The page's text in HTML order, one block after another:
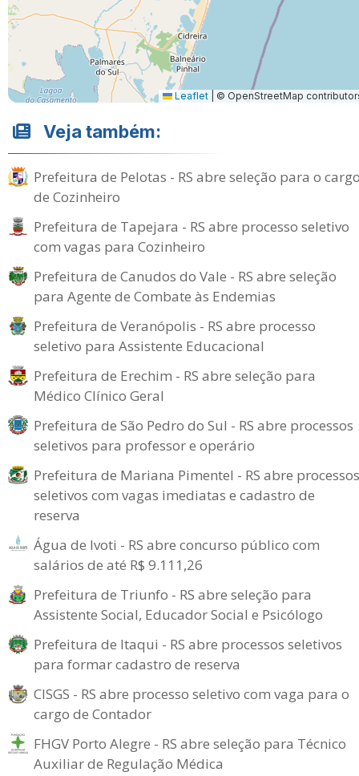
Leaflet © OpenStreetMap
Veja também:
Prefeitura de Pelotas - RS abre seleção para o
de Cozinheiro
Prefeitura de Tapejara - RS abre processo seletivo
com vagas para Cozinheiro
Prefeitura de Canudos do Vale - RS abre seleção
para Agente de Combate às Endemias
Prefeitura de Veranópolis - RS abre processo
seletivo para Assistente Educacional
Prefeitura de Erechim - RS abre seleção para
Médico Clínico Geral
Prefeitura de São Pedro do Sul - RS abre processos
seletivos para professor e operário
Prefeitura de Mariana Pimentel - RS abre processos
seletivos com vagas imediatas e cadastro de
reserva
Água de Ivoti - RS abre concurso público com
salários de até R$ 9.111,26
Prefeitura de Triunfo - RS abre seleção para
Assistente Social, Educador Social e Psicólogo
Prefeitura de Itaqui - RS abre processos seletivos
para formar cadastro de reserva
CISGS - RS abre processo seletivo com vaga para o
cargo de Contador
FHGV Porto Alegre - RS abre seleção para Técnico
Auxiliar de Regulação Médica